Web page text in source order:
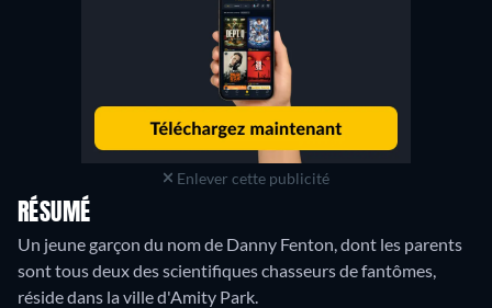
Enlever cette publicité
RÉSUMÉ
Un jeune garçon du nom de Danny Fenton, dont les parents
sont tous deux des scientifiques chasseurs de fantômes,
réside dans la ville d'Amity Park.